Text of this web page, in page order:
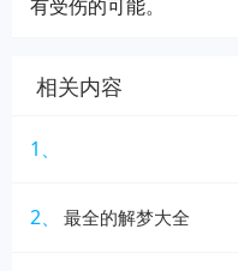
有受伤的可能。
相关内容
1、
2、 最全的解梦大全